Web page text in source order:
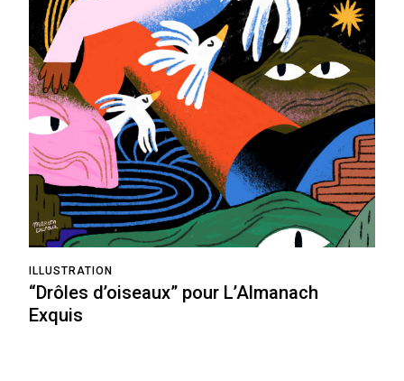
ILLUSTRATION
“Drôles d’oiseaux” pour L’Almanach
Exquis